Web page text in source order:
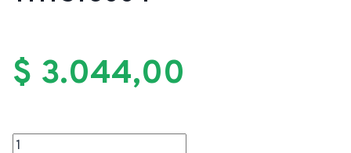
$ 3.044,00
Corta